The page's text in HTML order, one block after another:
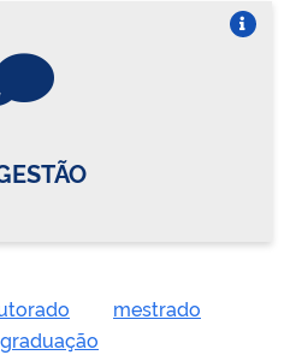
mestrado